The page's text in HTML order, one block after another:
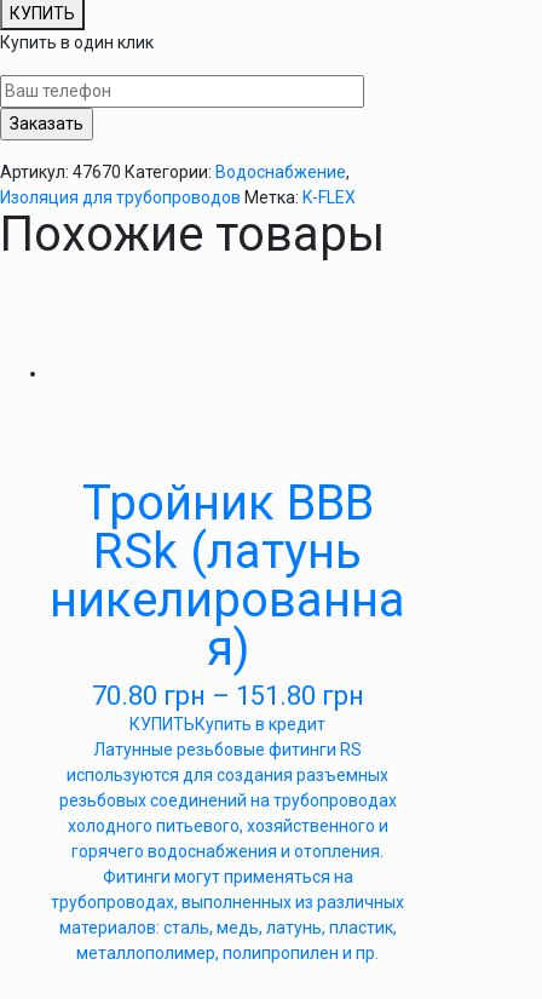
Очиститель
клея
K-
Flex
1л
КУПИТЬ
Купить в один клик
Артикул: 47670 Категории: Водоснабжение,
Изоляция для трубопроводов Метка: K-FLEX
Похожие товары
Тройник ВВВ
RSk (латунь
никелированна
я)
70.80 грн – 151.80 грн
КУПИТЬКупить в кредит
Латунные резьбовые фитинги RS
используются для создания разъемных
резьбовых соединений на трубопроводах
холодного питьевого, хозяйственного и
горячего водоснабжения и отопления.
Фитинги могут применяться на
трубопроводах, выполненных из различных
материалов: сталь, медь, латунь, пластик,
металлополимер, полипропилен и пр.